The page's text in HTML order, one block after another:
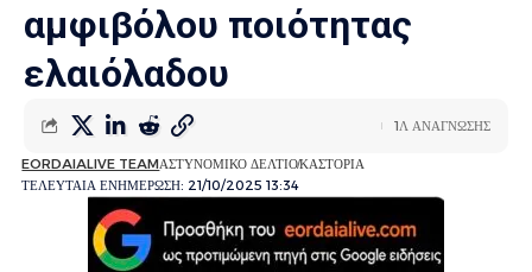
αμφιβόλου ποιότητας
ελαιόλαδου
ΤΕΛΕΥΤΑΙΑ ΕΝΗΜΕΡΩΣΗ: 21/10/2025 13:34
EORDAIALIVE TEAMΑΣΤΥΝΟΜΙΚΟ ΔΕΛΤΙΟΚΑΣΤΟΡΙΑ
1Λ ΑΝΑΓΝΩΣΗΣ